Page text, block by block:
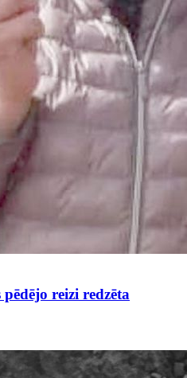
reizi redzēta